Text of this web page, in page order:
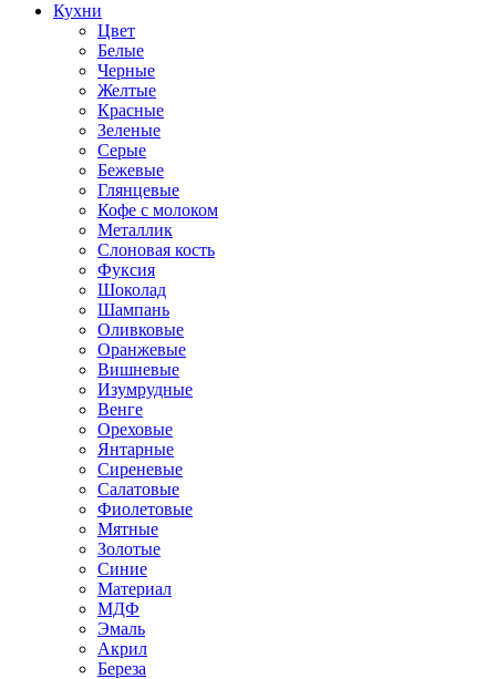
Кухни
Цвет
Белые
Черные
Желтые
Красные
Зеленые
Серые
Бежевые
Глянцевые
Кофе с молоком
Металлик
Слоновая кость
Фуксия
Шоколад
Шампань
Оливковые
Оранжевые
Вишневые
Изумрудные
Венге
Ореховые
Янтарные
Сиреневые
Салатовые
Фиолетовые
Мятные
Золотые
Синие
Материал
МДФ
Эмаль
Акрил
Береза